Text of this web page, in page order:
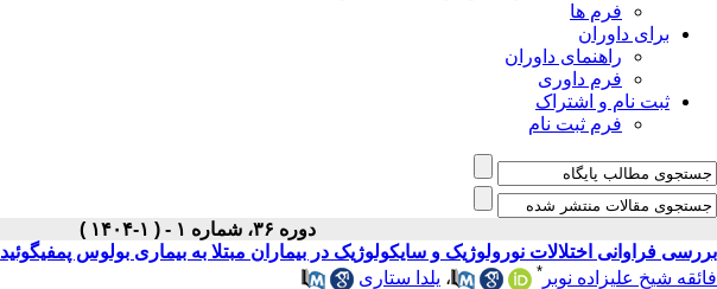
فرم ها
برای داوران
راهنمای داوران
فرم داوری
ثبت نام و اشتراک
فرم ثبت نام
دوره ۳۶، شماره ۱ - ( ۱-۱۴۰۴ )
بررسی فراوانی اختلالات نورولوژیک و سایکولوژیک در بیماران مبتلا به بیماری بولوس پمفیگوئید
فائقه شیخ علیزاده نوبر * ، یلدا ستاری